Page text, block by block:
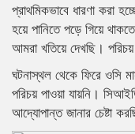
প্রাথমিকভাবে ধারণা করা
হয়ে পানিতে পড়ে গিয়ে
আমরা খতিয়ে দেখছি।
ঘটনাস্থল থেকে ফিরে ওসি
পরিচয় পাওয়া যায়নি।
আদ্যোপান্ত জানার চেষ্টা